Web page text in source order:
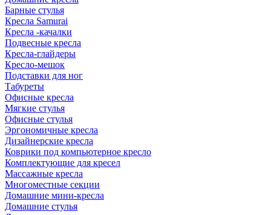
Барные стулья
Кресла Samurai
Кресла -качалки
Подвесные кресла
Кресла-глайдеры
Кресло-мешок
Подставки для ног
Табуреты
Офисные кресла
Мягкие стулья
Офисные стулья
Эргономичные кресла
Дизайнерские кресла
Коврики под компьютерное кресло
Комплектующие для кресел
Массажные кресла
Многоместные секции
Домашние мини-кресла
Домашние стулья